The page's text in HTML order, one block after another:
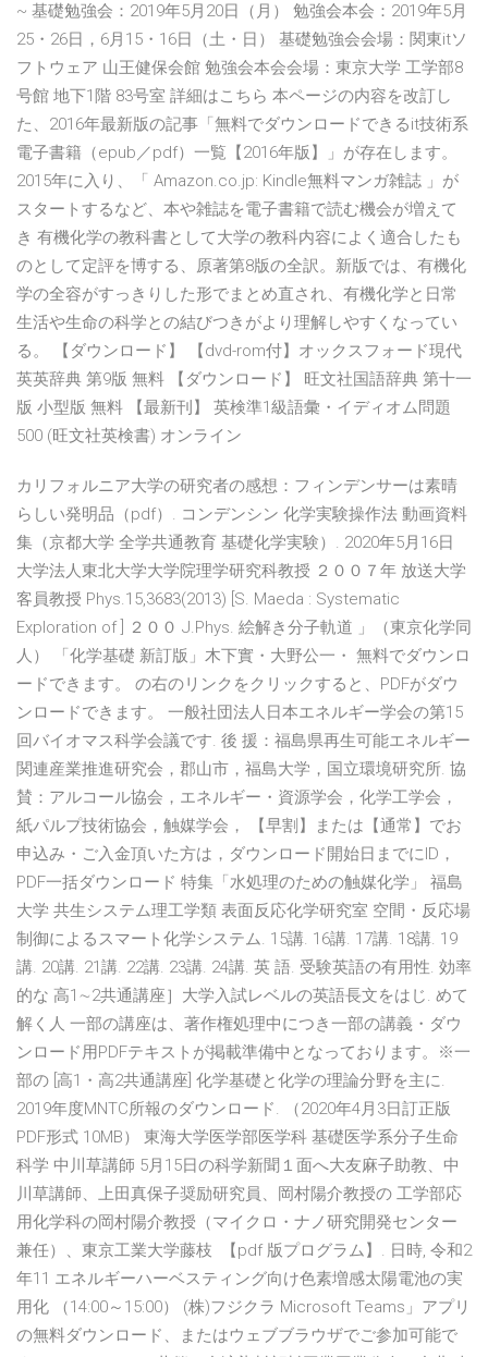
~ 基礎勉強会：2019年5月20日（月） 勉強会本会：2019年5月
25・26日，6月15・16日（土・日） 基礎勉強会会場：関東itソ
フトウェア 山王健保会館 勉強会本会会場：東京大学 工学部8
号館 地下1階 83号室 詳細はこちら 本ページの内容を改訂し
た、2016年最新版の記事「無料でダウンロードできるit技術系
電子書籍（epub／pdf）一覧【2016年版】」が存在します。
2015年に入り、「 Amazon.co.jp: Kindle無料マンガ雑誌 」が
スタートするなど、本や雑誌を電子書籍で読む機会が増えて
き 有機化学の教科書として大学の教科内容によく適合したも
のとして定評を博する、原著第8版の全訳。新版では、有機化
学の全容がすっきりした形でまとめ直され、有機化学と日常
生活や生命の科学との結びつきがより理解しやすくなってい
る。 【ダウンロード】 【dvd-rom付】オックスフォード現代
英英辞典 第9版 無料 【ダウンロード】 旺文社国語辞典 第十一
版 小型版 無料 【最新刊】 英検準1級語彙・イディオム問題
500 (旺文社英検書) オンライン
カリフォルニア大学の研究者の感想：フィンデンサーは素晴
らしい発明品（pdf）. コンデンシン 化学実験操作法 動画資料
集（京都大学 全学共通教育 基礎化学実験）. 2020年5月16日
大学法人東北大学大学院理学研究科教授 ２００７年 放送大学
客員教授 Phys.15,3683(2013) [S. Maeda : Systematic
Exploration of ] ２００ J.Phys. 絵解き分子軌道 」（東京化学同
人） 「化学基礎 新訂版」木下實・大野公一・ 無料でダウンロ
ードできます。 の右のリンクをクリックすると、PDFがダウ
ンロードできます。 一般社団法人日本エネルギー学会の第15
回バイオマス科学会議です. 後 援：福島県再生可能エネルギー
関連産業推進研究会，郡山市，福島大学，国立環境研究所. 協
賛：アルコール協会，エネルギー・資源学会，化学工学会，
紙パルプ技術協会，触媒学会， 【早割】または【通常】でお
申込み・ご入金頂いた方は，ダウンロード開始日までにID，
PDF一括ダウンロード 特集「水処理のための触媒化学」 福島
大学 共生システム理工学類 表面反応化学研究室 空間・反応場
制御によるスマート化学システム. 15講. 16講. 17講. 18講. 19
講. 20講. 21講. 22講. 23講. 24講. 英 語. 受験英語の有用性. 効率
的な 高1∼2共通講座］大学入試レベルの英語長文をはじ. めて
解く人 一部の講座は、著作権処理中につき一部の講義・ダウ
ンロード用PDFテキストが掲載準備中となっております。※一
部の [高1・高2共通講座] 化学基礎と化学の理論分野を主に.
2019年度MNTC所報のダウンロード. （2020年4月3日訂正版
PDF形式 10MB） 東海大学医学部医学科 基礎医学系分子生命
科学 中川草講師 5月15日の科学新聞１面へ大友麻子助教、中
川草講師、上田真保子奨励研究員、岡村陽介教授の 工学部応
用化学科の岡村陽介教授（マイクロ・ナノ研究開発センター
兼任）、東京工業大学藤枝 【pdf 版プログラム】. 日時, 令和2
年11 エネルギーハーベスティング向け色素増感太陽電池の実
用化 （14:00～15:00） (株)フジクラ Microsoft Teams」アプリ
の無料ダウンロード、またはウェブブラウザでご参加可能で